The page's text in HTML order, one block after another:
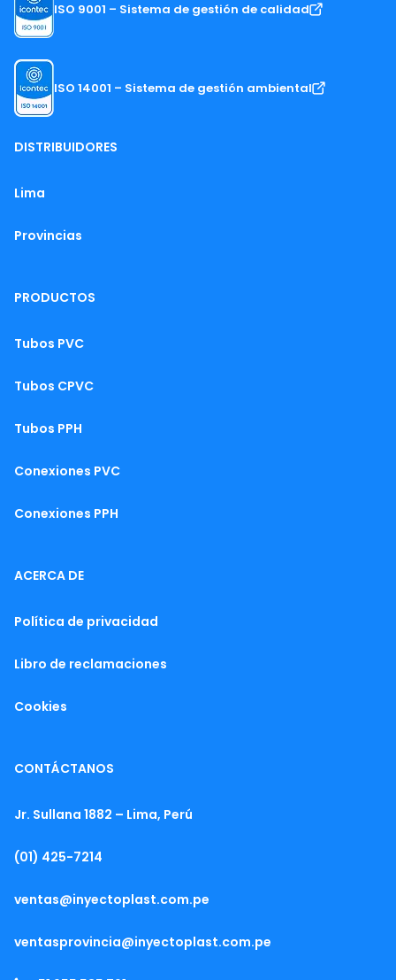
ISO 9001 – Sistema de gestión de calidad
ISO 14001 – Sistema de gestión ambiental
DISTRIBUIDORES
Lima
Provincias
PRODUCTOS
Tubos PVC
Tubos CPVC
Tubos PPH
Conexiones PVC
Conexiones PPH
ACERCA DE
Política de privacidad
Libro de reclamaciones
Cookies
CONTÁCTANOS
Jr. Sullana 1882 – Lima, Perú
(01) 425-7214
ventas@inyectoplast.com.pe
ventasprovincia@inyectoplast.com.pe